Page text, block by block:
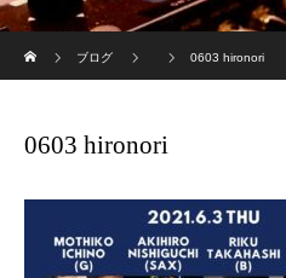
ブログ
0603 hironori
0603 hironori